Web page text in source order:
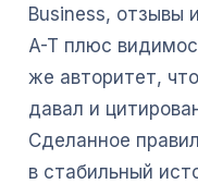
Business, отзывы
A-T плюс
же авторитет,
давал и
Сделанное
в стабильный